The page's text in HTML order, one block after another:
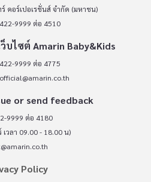
คอร์เปอเรชั่นส์ จำกัด (มหาชน)
9999 ต่อ 4510
ไซต์ Amarin Baby&Kids
9999 ต่อ 4775
or send feedback
9999 ต่อ 4180
เวลา 09.00 - 18.00 น)
Policy